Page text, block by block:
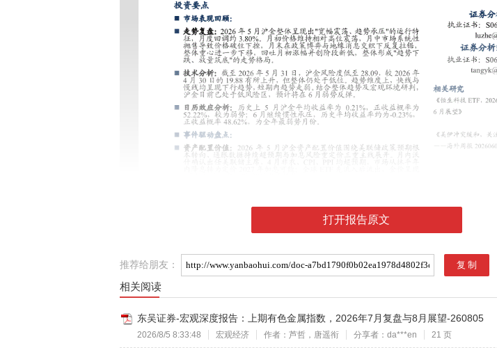
打开报告原文
推荐给朋友：
相关阅读
东吴证券-宏观深度报告：上期有色金属指数，2026年7月复盘与8月展望-260805
2026/8/5 8:33:48 宏观经济 作者：芦哲，唐遥衔 分享者：da***en 21 页